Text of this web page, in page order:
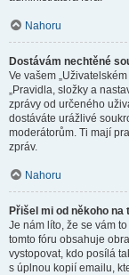
Nahoru
Dostávám nechtěné
Ve vašem
„Pravidla, složky a
zprávy od určeného
dostáváte urážlivé
moderátorům. Ti mají
zpráv.
Nahoru
Přišel mi od někoho
Je nám líto, že se vám
tomto fóru obsahuje
vystopovat, kdo posílá
s úplnou kopií emailu,